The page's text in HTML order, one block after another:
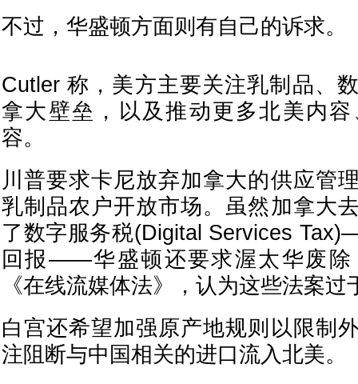
不过，华盛顿方面则有自己的诉求。
Cutler 称，美方主要关注乳制品、
拿大壁垒，以及推动更多北美内
容。
川普要求卡尼放弃加拿大的供应管
乳制品农户开放市场。虽然加拿大
了数字服务税(Digital Services
回报——华盛顿还要求渥太华废除
《在线流媒体法》，认为这些法案
白宫还希望加强原产地规则以限制
注阻断与中国相关的进口流入北美。